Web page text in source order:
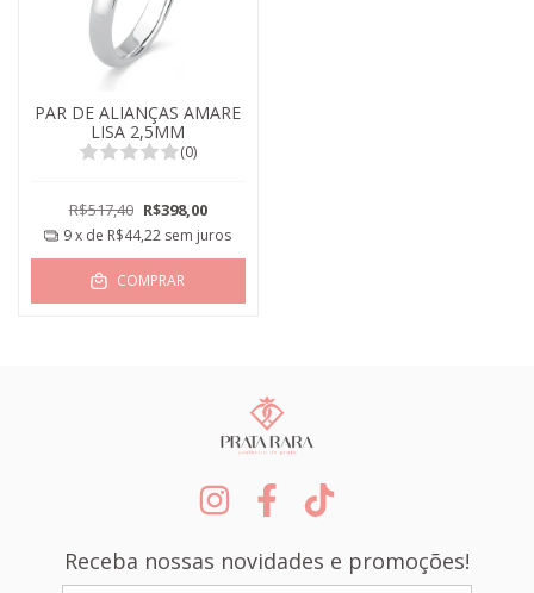
PAR DE ALIANÇAS AMARE
LISA 2,5MM
(0)
R$517,40 R$398,00
9x de R$44,22 sem juros
COMPRAR
Receba nossas novidades e promoções!